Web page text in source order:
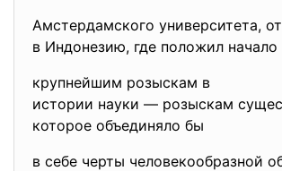
Амстердамского университета,
в Индонезию, где положил начало
крупнейшим розыскам в
истории науки — розыскам
которое объединяло бы
в себе черты человекообразной